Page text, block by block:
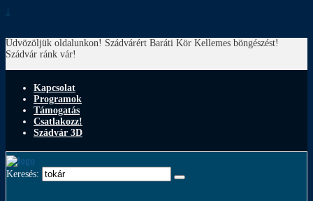
↓
Üdvözöljük oldalunkon! Szádvárért Baráti Kör Kellemes böngészést!
Szádvár ránk vár!
Kapcsolat
Programok
Támogatás
Csatlakozz!
Szádvár 3D
Keresés: